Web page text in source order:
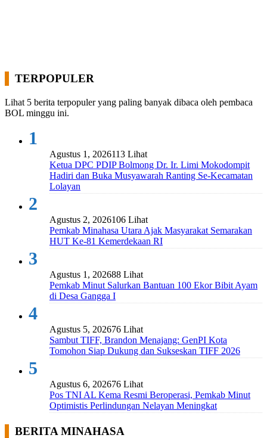
TERPOPULER
Lihat 5 berita terpopuler yang paling banyak dibaca oleh pembaca
BOL minggu ini.
1
Agustus 1, 2026113 Lihat
Ketua DPC PDIP Bolmong Dr. Ir. Limi Mokodompit
Hadiri dan Buka Musyawarah Ranting Se-Kecamatan
Lolayan
2
Agustus 2, 2026106 Lihat
Pemkab Minahasa Utara Ajak Masyarakat Semarakan
HUT Ke-81 Kemerdekaan RI
3
Agustus 1, 202688 Lihat
Pemkab Minut Salurkan Bantuan 100 Ekor Bibit Ayam
di Desa Gangga I
4
Agustus 5, 202676 Lihat
Sambut TIFF, Brandon Menajang: ​GenPI Kota
Tomohon Siap Dukung dan Sukseskan TIFF 2026
5
Agustus 6, 202676 Lihat
Pos TNI AL Kema Resmi Beroperasi, Pemkab Minut
Optimistis Perlindungan Nelayan Meningkat
BERITA MINAHASA